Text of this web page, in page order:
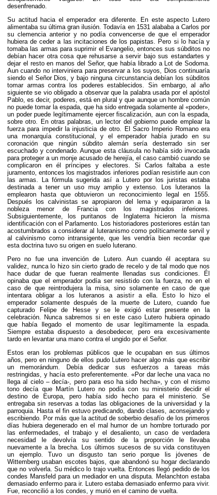
desenfrenado.
Su actitud hacia el emperador era diferente. En este aspecto Lutero
alimentaba su última gran ilusión. Todavía en 1531 alababa a Carlos por
su clemencia anterior y no podía convencerse de que el emperador
hubiera de ceder a las incitaciones de los papistas. Pero si lo hacía y
tomaba las armas para suprimir el Evangelio, entonces sus súbditos no
debían hacer otra cosa que rehusarse a servir bajo sus estandartes y
dejar el resto en manos del Señor, que había librado a Lot de Sodoma.
Aun cuando no interviniera para preservar a los suyos, Dios continuaría
siendo el Señor Dios, y bajo ninguna circunstancia debían los súbditos
tomar armas contra los poderes establecidos. Sin embargo, al año
siguiente se vio obligado a observar que la palabra usada por el apóstol
Pablo, es decir, poderes, está en plural y que aunque un hombre común
no puede tomar la espada, que ha sido entregada solamente al «poder»,
un poder puede legítimamente ejercer fiscalización, aun con la espada,
sobre otro. En otras palabras, un lector del gobierno puede emplear la
fuerza para impedir la injusticia de otro. El Sacro Imperio Romano era
una monarquía constitucional, y el emperador había jurado en su
coronación que ningún súbdito alemán sería desterrado sin ser
escuchado y condenado. Aunque esta cláusula no había sido invocada
para proteger a un monje acusado de herejía, el caso cambió cuando se
complicaron en él príncipes y electores. Si Carlos faltaba a este
juramento, entonces los magistrados inferiores podían resistirle aun con
las armas. La fórmula sugerida así a Lutero por los juristas estaba
destinada a tener un uso muy amplio y extenso. Los luteranos la
emplearon hasta que obtuvieron un reconocimiento legal en 1555.
Después los calvinistas se apropiaron del lema y equipararon a la
nobleza menor de Francia con los magistrados inferiores.
Subsiguientemente, los puritanos de Inglaterra hicieron la misma
identificación con el Parlamento. Los historiadores posteriores están tan
acostumbrados a considerar al luteranismo como políticamente servil y
al calvinismo como intransigente, que les vendría bien recordar que
esta doctrina tuvo su origen en suelo luterano.
Pero no fue una invención de Lutero. Aun cuando él aceptara su
validez, nunca lo hizo sin cierto grado de recelo y de tal modo que nos
hace dudar de que fueran realmente llenadas sus condiciones. Él
opinaba que el emperador podía ser resistido con la fuerza, no en el
caso de que reintrodujera la misa, sino solamente en caso de que
intentara obligar a los luteranos a asistir a ella. Esto lo hizo el
emperador solamente después de la muerte de Lutero, cuando fue
capturado Felipe de Hesse y se le exigió estar presente en la
celebración. Nunca sabremos si en este caso Lutero hubiera opinado
que había llegado el momento de usar legítimamente la espada.
Siempre estaba dispuesto a desobedecer, pero era excesivamente
tardo en levantar una mano contra el ungido por el Señor.
Estos eran los problemas públicos que le ocupaban en sus últimos
años, pero en ninguno de ellos pudo Lutero hacer algo más que escribir
un memorándum. Debía dedicar sus esfuerzos a tareas más
restringidas, y hacía esto preferentemente. «Por dar leche una vaca no
llega al cielo – decía-, pero para eso ha sido hecha», y con el mismo
tono decía que Martín Lutero no podía con su ministerio decidir el
destino de Europa, pero había sido hecho para el ministerio. Se
entregaba sin reservas a todas las obligaciones de la universidad y la
parroquia. Hasta el fin estuvo predicando, dando clases, aconsejando y
escribiendo. Por más que la actitud de soberbio desafío de los primeros
días hubiera degenerado en el mal humor de un hombre torturado por
las enfermedades, el trabajo y el desaliento, un caso de verdadera
necesidad le devolvía su sentido de la proporción le llevaba
nuevamente a la brecha. Los últimos sucesos de su vida constituyen
un ejemplo. Tuvo un disgusto tan serio porque lis jóvenes de
Wittemberg usaban escotes bajos, que abandonó su hogar declarando
que no volverla. Su médico lo trajo vuelta. Entonces llegó pedido de los
condes Mansfeld para un mediador en una disputa. Melanchton estaba
demasiado enfermo para ir. Lutero estaba demasiado enfermo para vivir.
Fue, reconcilió a los condes, y murió en el camino de vuelta.